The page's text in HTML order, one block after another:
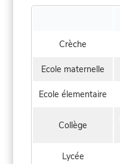
Crèche
Ecole maternelle
Ecole élementaire
Collège
Lycée